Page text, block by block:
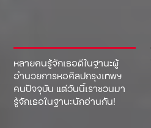
หลายคนรู้จักเธอดีในฐานะผู้
อำนวยการหอศิลปกรุงเทพฯ
คนปัจจุบัน แต่วันนี้เราชวนมา
รู้จักเธอในฐานะนักอ่านกัน!